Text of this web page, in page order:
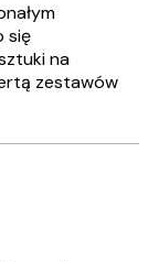
się
na
zestawów